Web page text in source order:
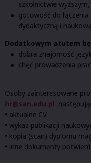
szkolnictwie wyższym,
gotowość do
dydaktyczną i
Dodatkowym atutem
dobra znajomość
chęć prowadzenia
Osoby zainteresowane
hr@san.edu.pl
• aktualne CV
• wykaz publikacji
• kopia (scan) dyplomu
• inne dokumenty